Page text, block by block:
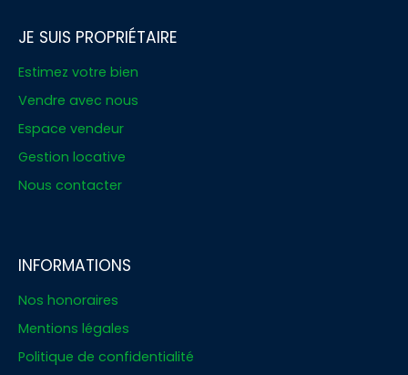
JE SUIS PROPRIÉTAIRE
Estimez votre bien
Vendre avec nous
Espace vendeur
Gestion locative
Nous contacter
INFORMATIONS
Nos honoraires
Mentions légales
Politique de confidentialité